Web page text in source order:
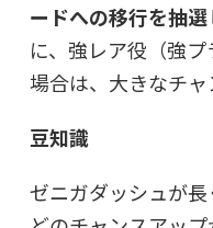
ードへの移行を抽選
に、強レア役（強
場合は、大きなチャ
豆知識
ゼニガダッシュが